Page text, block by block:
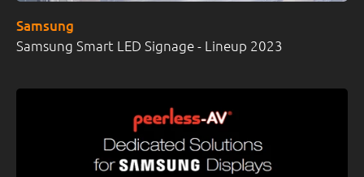
Samsung Smart LED Signage - Lineup 2023
Samsung